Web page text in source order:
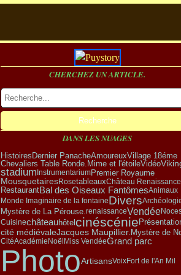
CHERCHEZ UN ARTICLE.
DANS LES NUAGES
Histoires Dernier PanacheAmoureuxVillage 18éme
Chevaliers Table Ronde. Mime et l'étoileVidéo
stadium InstrumentariumPremier Royaume
MousquetairesRosetableauxChâteau Renaissance
RestaurantBal des Oiseaux FantômesAnimaux
Monde Imaginaire de la fontaineDivers
Mystère de La Pérouse. renaissanceVendée
Cuisinechâteauhôtelcinéscénie
cité médiévaleJacques Maupillier.Mystère de
CitéAcadémieNoëlMiss VendéeGrand parc
PhotoArtisansVoixFort de l'An Mil